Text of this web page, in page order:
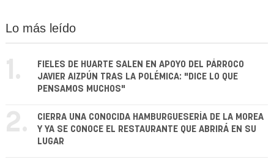
Lo más leído
1.
FIELES DE HUARTE SALEN EN APOYO DEL PÁRROCO
JAVIER AIZPÚN TRAS LA POLÉMICA: "DICE LO QUE
PENSAMOS MUCHOS"
2.
CIERRA UNA CONOCIDA HAMBURGUESERÍA DE LA MOREA
Y YA SE CONOCE EL RESTAURANTE QUE ABRIRÁ EN SU
LUGAR